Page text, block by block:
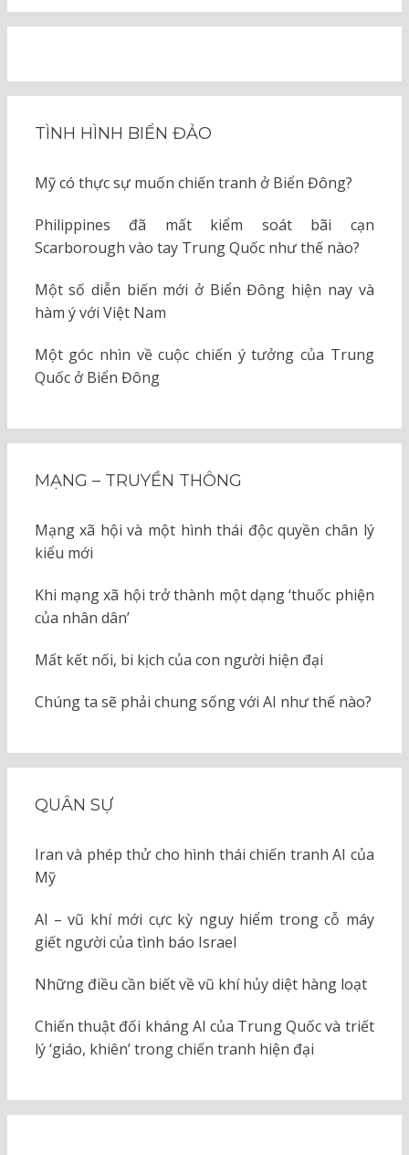
TÌNH HÌNH BIỂN ĐẢO
Mỹ có thực sự muốn chiến tranh ở Biển Đông?
Philippines đã mất kiểm soát bãi cạn
Scarborough vào tay Trung Quốc như thế nào?
Một số diễn biến mới ở Biển Đông hiện nay và
hàm ý với Việt Nam
Một góc nhìn về cuộc chiến ý tưởng của Trung
Quốc ở Biển Đông
MẠNG – TRUYỀN THÔNG
Mạng xã hội và một hình thái độc quyền chân lý
kiểu mới
Khi mạng xã hội trở thành một dạng ‘thuốc phiện
của nhân dân’
Mất kết nối, bi kịch của con người hiện đại
Chúng ta sẽ phải chung sống với AI như thế nào?
QUÂN SỰ
Iran và phép thử cho hình thái chiến tranh AI của
Mỹ
AI – vũ khí mới cực kỳ nguy hiểm trong cỗ máy
giết người của tình báo Israel
Những điều cần biết về vũ khí hủy diệt hàng loạt
Chiến thuật đối kháng AI của Trung Quốc và triết
lý ‘giáo, khiên’ trong chiến tranh hiện đại